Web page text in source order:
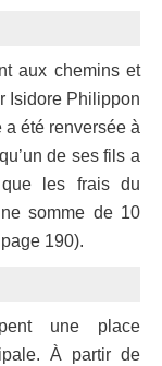
aux chemins et
Isidore Philippon
été renversée à
de ses fils a
les frais du
somme de 10
190).
une place
À partir de